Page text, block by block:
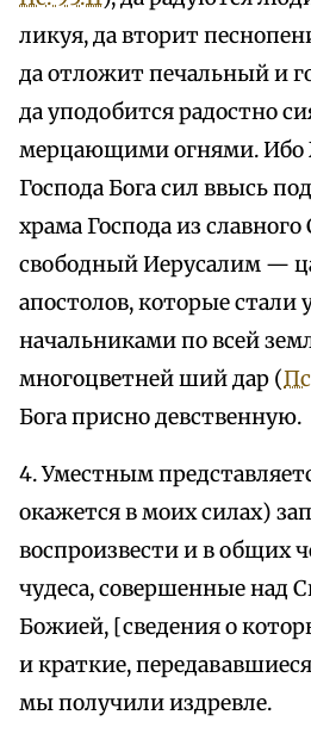
ликуя, да вторит
да отложит печальный и
да уподобится радостно
мерцающими огнями. Ибо
Господа Бога сил ввысь
храма Господа из
свободный Иерусалим —
апостолов, которые стали
начальниками по всей
многоцветней ший дар (
Бога присно девственную.
4. Уместным
окажется в моих силах)
воспроизвести и в общих
чудеса, совершенные над
Божией, [сведения о
и краткие,
мы получили издревле.